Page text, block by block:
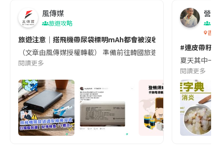
風傳媒
旅遊攻略
旅遊注意｜搭飛機帶尿袋標明mAh都會被沒收😱出發前切記檢查
（文章由風傳媒授權轉載） 準備前往韓國旅遊的民眾，近期要
閱讀更多
營養
香港
#連皮帶籽
夏天其中一
閱讀更多